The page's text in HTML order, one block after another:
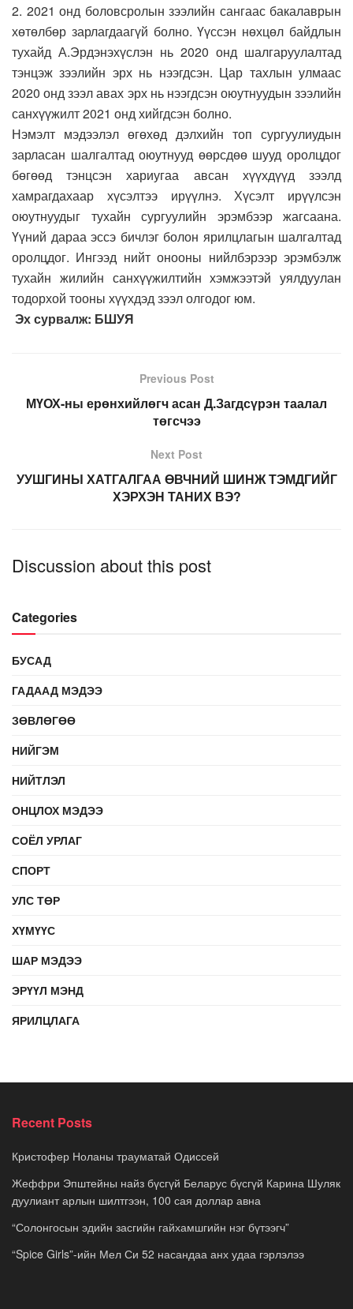
2. 2021 онд боловсролын зээлийн сангаас бакалаврын
хөтөлбөр зарлагдаагүй болно. Үүссэн нөхцөл байдлын
тухайд А.Эрдэнэхүслэн нь 2020 онд шалгаруулалтад
тэнцэж зээлийн эрх нь нээгдсэн. Цар тахлын улмаас
2020 онд зээл авах эрх нь нээгдсэн оюутнуудын зээлийн
санхүүжилт 2021 онд хийгдсэн болно.
Нэмэлт мэдээлэл өгөхөд дэлхийн топ сургуулиудын
зарласан шалгалтад оюутнууд өөрсдөө шууд оролцдог
бөгөөд тэнцсэн хариугаа авсан хүүхдүүд зээлд
хамрагдахаар хүсэлтээ ирүүлнэ. Хүсэлт ирүүлсэн
оюутнуудыг тухайн сургуулийн эрэмбээр жагсаана.
Үүний дараа эссэ бичлэг болон ярилцлагын шалгалтад
оролцдог. Ингээд нийт онооны нийлбэрээр эрэмбэлж
тухайн жилийн санхүүжилтийн хэмжээтэй уялдуулан
тодорхой тооны хүүхдэд зээл олгодог юм.
Эх сурвалж: БШУЯ
Previous Post
МҮОХ-ны ерөнхийлөгч асан Д.Загдсүрэн таалал
төгсчээ
Next Post
УУШГИНЫ ХАТГАЛГАА ӨВЧНИЙ ШИНЖ ТЭМДГИЙГ
ХЭРХЭН ТАНИХ ВЭ?
Discussion about this post
Categories
БУСАД
ГАДААД МЭДЭЭ
ЗӨВЛӨГӨӨ
НИЙГЭМ
НИЙТЛЭЛ
ОНЦЛОХ МЭДЭЭ
СОЁЛ УРЛАГ
СПОРТ
УЛС ТӨР
ХҮМҮҮС
ШАР МЭДЭЭ
ЭРҮҮЛ МЭНД
ЯРИЛЦЛАГА
Recent Posts
Кристофер Ноланы трауматай Одиссей
Жеффри Эпштейны найз бүсгүй Беларус бүсгүй Карина Шуляк
дуулиант арлын шилтгээн, 100 сая доллар авна
“Солонгосын эдийн засгийн гайхамшгийн нэг бүтээгч”
“Spice Girls”-ийн Мел Си 52 насандаа анх удаа гэрлэлээ